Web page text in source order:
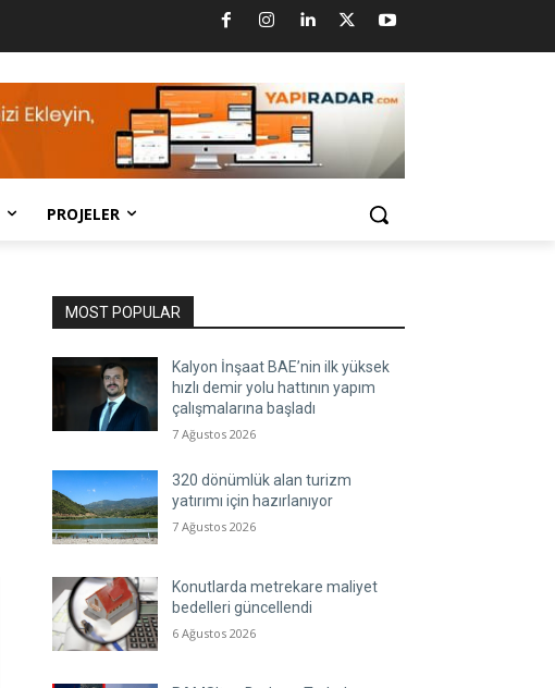
PROJELER
MOST POPULAR
Kalyon İnşaat BAE’nin ilk yüksek
hızlı demir yolu hattının yapım
çalışmalarına başladı
7 Ağustos 2026
320 dönümlük alan turizm
yatırımı için hazırlanıyor
7 Ağustos 2026
Konutlarda metrekare maliyet
bedelleri güncellendi
6 Ağustos 2026